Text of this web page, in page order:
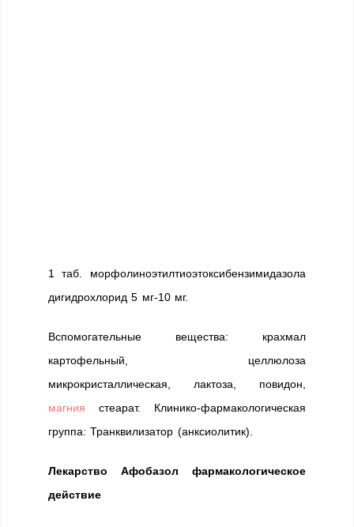
1 таб. морфолиноэтилтиоэтоксибензимидазола
дигидрохлорид 5 мг-10 мг.
Вспомогательные вещества: крахмал
картофельный, целлюлоза
микрокристаллическая, лактоза, повидон,
магния стеарат. Клинико-фармакологическая
группа: Транквилизатор (анксиолитик).
Лекарство Афобазол фармакологическое
действие